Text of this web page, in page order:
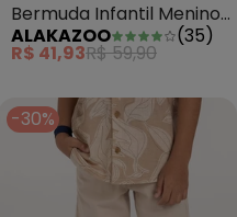
Bermuda Infantil Menino
em Moletom Básica
Verde
ALAKAZOO (35)
R$ 41,93R$ 59,90
-30%